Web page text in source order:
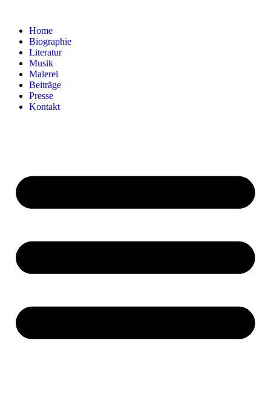
Home
Biographie
Literatur
Musik
Malerei
Beiträge
Presse
Kontakt